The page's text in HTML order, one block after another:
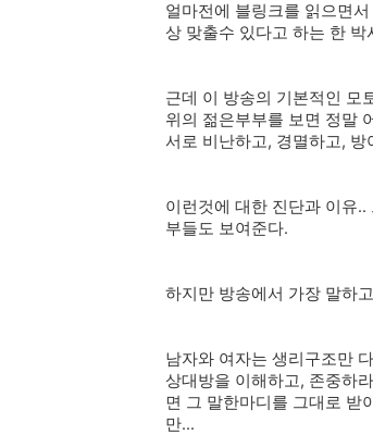
얼마전에 블링크를 읽으면
상 맞출수 있다고 하는 한 박
근데 이 방송의 기본적인 모
위의 젊은부부를 보면 정말
서로 비난하고, 경멸하고,
이런것에 대한 진단과 이유
부들도 보여준다.
하지만 방송에서 가장 말하
남자와 여자는 생리구조만
상대방을 이해하고, 존중하
면 그 말한마디를 그대로 받
만...